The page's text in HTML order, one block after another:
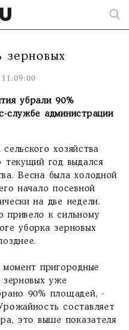
зерновых
убрали 90%
службе администрации
хозяйства
текущий год выдался
Весна была холодной
начало посевной
на две недели.
привело к сильному
уборка зерновых
пригородные
зерновых уже
90% площадей, -
составляет
это выше показателя